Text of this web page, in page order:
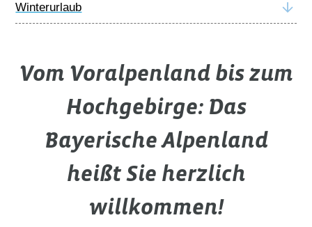
Winterurlaub
Vom Voralpenland bis zum
Hochgebirge: Das
Bayerische Alpenland
heißt Sie herzlich
willkommen!